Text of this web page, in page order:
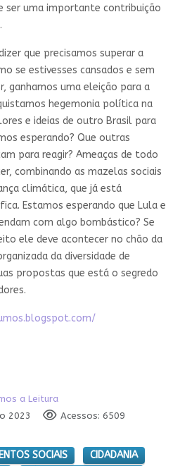
ser uma importante contribuição
que precisamos superar a
se estivesses cansados e sem
ganhamos uma eleição para a
hegemonia política na
e ideias de outro Brasil para
esperando? Que outras
para reagir? Ameaças de todo
combinando as mazelas sociais
climática, que já está
Estamos esperando que Lula e
com algo bombástico? Se
ele deve acontecer no chão da
da diversidade de
propostas que está o segredo
a Leitura
2023
Acessos: 6509
SOCIAIS
CIDADANIA